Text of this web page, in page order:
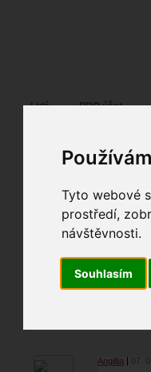
Tyto webové
prostředí,
návštěvnosti.
Souhlasím
Lidé PRO účet
me mini
me#622
fotky autora
Angillia 07.